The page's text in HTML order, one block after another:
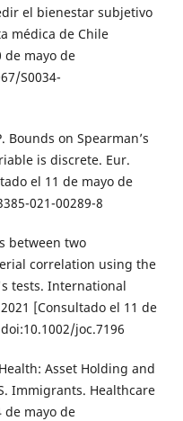
el bienestar subjetivo
médica de Chile
de mayo de
S0034-
on Spearman’s
is discrete. Eur.
el 11 de mayo de
021-00289-8
between two
correlation using the
tests. International
[Consultado el 11 de
joc.7196
Asset Holding and
Immigrants. Healthcare
de mayo de